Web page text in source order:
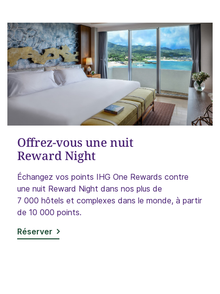
Offrez-vous une nuit
Reward Night
Échangez vos points IHG One Rewards contre
une nuit Reward Night dans nos plus de
7 000 hôtels et complexes dans le monde, à partir
de 10 000 points.
Réserver